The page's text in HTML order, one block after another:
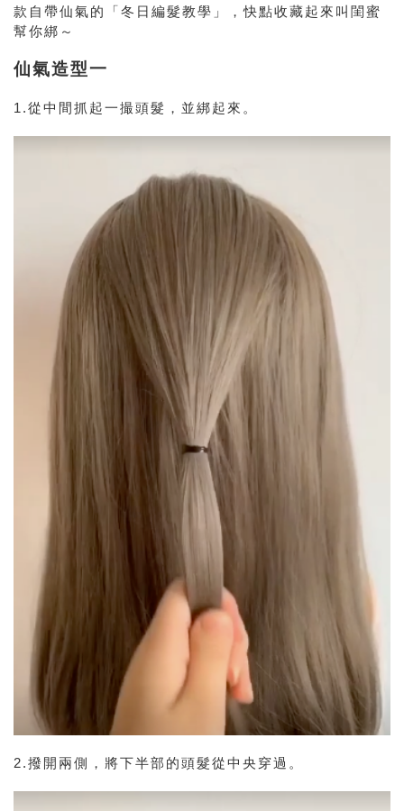
款自帶仙氣的「冬日編髮教學」，快點收藏起來叫閨蜜
幫你綁～
仙氣造型一
1.從中間抓起一撮頭髮，並綁起來。
2.撥開兩側，將下半部的頭髮從中央穿過。